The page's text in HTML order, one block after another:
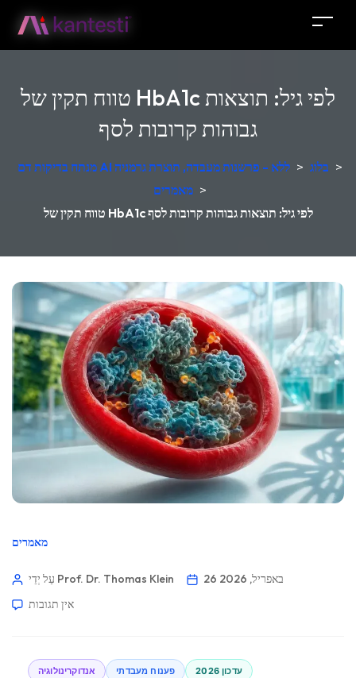
טווח תקין של HbA1c לפי גיל: תוצאות
גבוהות קרובות לסף
מנתח בדיקות דם AI ללא - פרשנות מעבדה, תוצרת גרמניה > בלוג >
מאמרים >
טווח תקין של HbA1c לפי גיל: תוצאות גבוהות קרובות לסף
מאמרים
עַל יְדֵי Prof. Dr. Thomas Klein
26 באפריל, 2026
אין תגובות
אנדוקרינולוגיה פענוח מעבדתי עדכון 2026